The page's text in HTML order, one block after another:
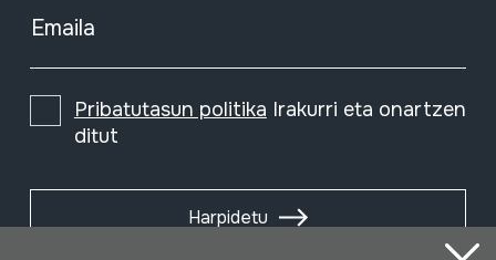
Emaila
Pribatutasun politika Irakurri eta onartzen
ditut
Harpidetu